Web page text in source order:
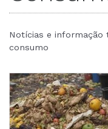
Notícias e informação
consumo